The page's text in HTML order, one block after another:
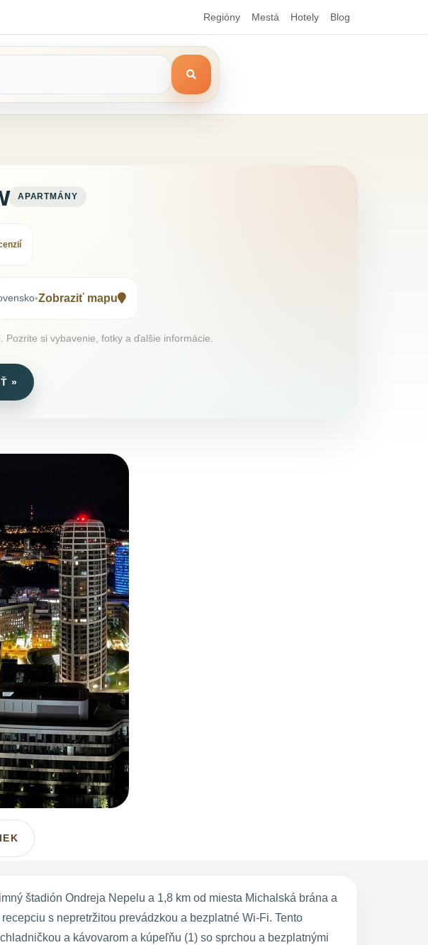
Regióny Mestá Hotely Blog
APARTMÁNY
•Zobraziť mapu
si vybavenie, fotky a ďalšie informácie.
»
štadión Ondreja Nepelu a 1,8 km od miesta Michalská brána a
s nepretržitou prevádzkou a bezplatné Wi-Fi. Tento
a kávovarom a kúpeľňu (1) so sprchou a bezplatnými